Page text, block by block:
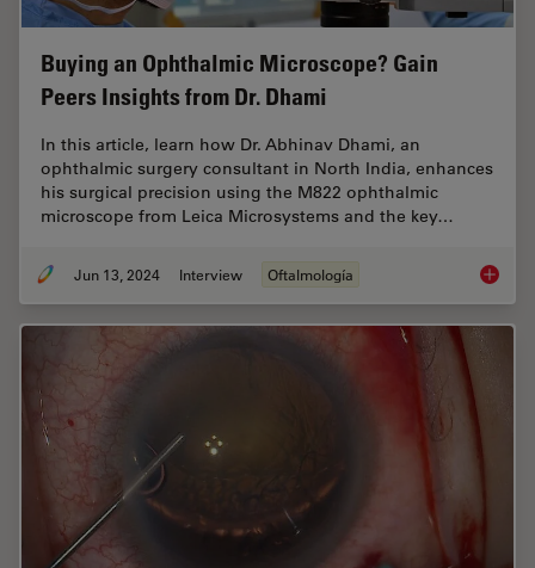
Buying an Ophthalmic Microscope? Gain
Peers Insights from Dr. Dhami
In this article, learn how Dr. Abhinav Dhami, an
ophthalmic surgery consultant in North India, enhances
his surgical precision using the M822 ophthalmic
microscope from Leica Microsystems and the key…
Jun 13, 2024 Interview Oftalmología Buying